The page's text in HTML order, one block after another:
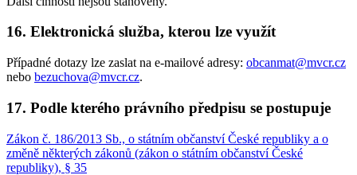
16. Elektronická služba, kterou lze využít
Případné dotazy lze zaslat na e-mailové adresy: obcanmat@mvcr.cz
nebo bezuchova@mvcr.cz.
17. Podle kterého právního předpisu se postupuje
Zákon č. 186/2013 Sb., o státním občanství České republiky a o
změně některých zákonů (zákon o státním občanství České
republiky), § 35